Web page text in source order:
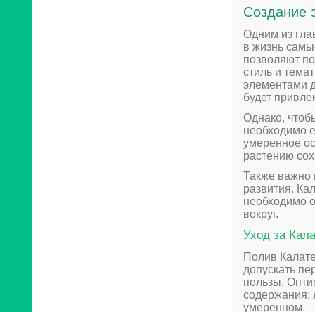
Создание
Одним из
в жизнь
позволяют
стиль и
элементами
будет
Однако,
необходимо
умеренное
растению
Также важно
развития.
необходимо
вокруг.
Уход за
Полив
допускать
пользы.
содержания:
умеренном.